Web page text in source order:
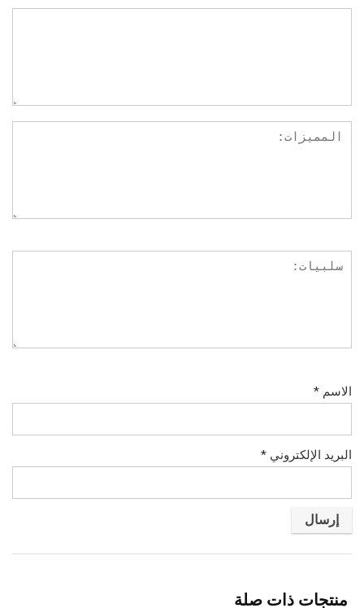
الاسم *
البريد الإلكتروني *
منتجات ذات صلة